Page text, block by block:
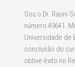
Sou o Dr. Raoni
número 49641.
Universidade de
conclusão do
obtive êxito no